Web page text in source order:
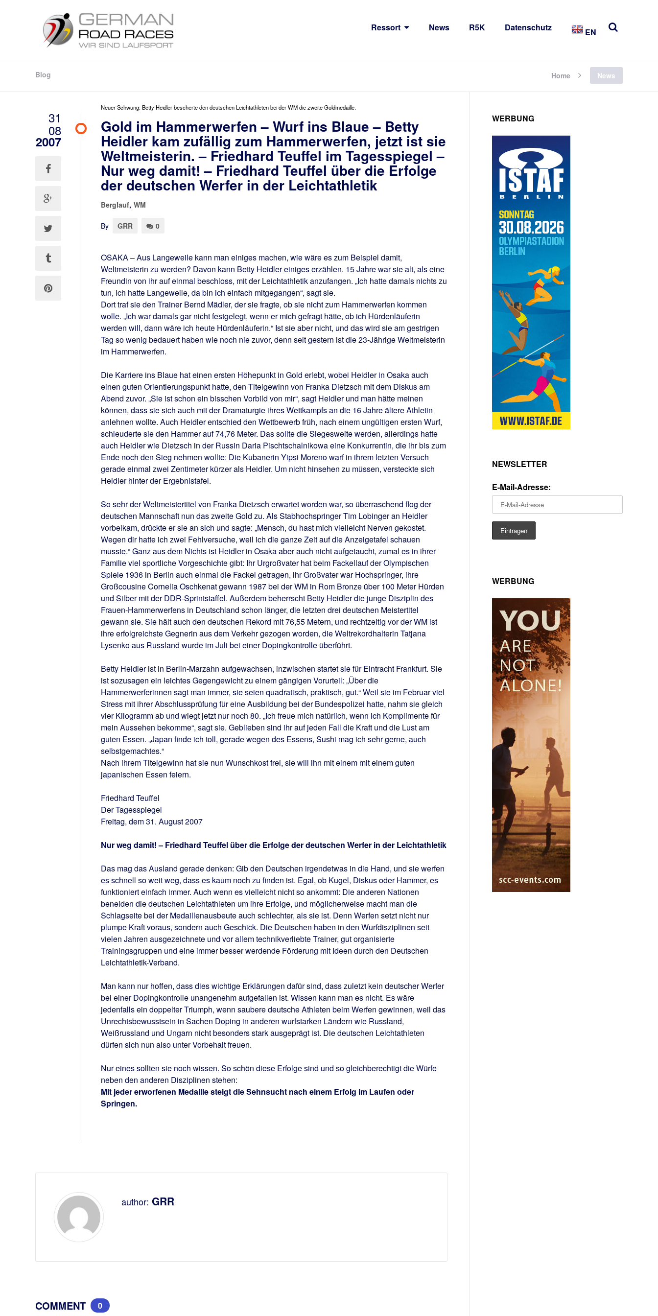
Ressort News R5K Datenschutz EN
Blog Home News
31
08
2007
Neuer Schwung: Betty Heidler bescherte den deutschen Leichtathleten bei der WM die zweite Goldmedaille.
Gold im Hammerwerfen – Wurf ins Blaue – Betty
Heidler kam zufällig zum Hammerwerfen, jetzt ist sie
Weltmeisterin. – Friedhard Teuffel im Tagesspiegel –
Nur weg damit! – Friedhard Teuffel über die Erfolge
der deutschen Werfer in der Leichtathletik
Berglauf, WM
By GRR 0
OSAKA – Aus Langeweile kann man einiges machen, wie wäre es zum Beispiel damit,
Weltmeisterin zu werden? Davon kann Betty Heidler einiges erzählen. 15 Jahre war sie alt, als eine
Freundin von ihr auf einmal beschloss, mit der Leichtathletik anzufangen. „Ich hatte damals nichts zu
tun, ich hatte Langeweile, da bin ich einfach mitgegangen“, sagt sie.
Dort traf sie den Trainer Bernd Mädler, der sie fragte, ob sie nicht zum Hammerwerfen kommen
wolle. „Ich war damals gar nicht festgelegt, wenn er mich gefragt hätte, ob ich Hürdenläuferin
werden will, dann wäre ich heute Hürdenläuferin.“ Ist sie aber nicht, und das wird sie am gestrigen
Tag so wenig bedauert haben wie noch nie zuvor, denn seit gestern ist die 23-Jährige Weltmeisterin
im Hammerwerfen.
Die Karriere ins Blaue hat einen ersten Höhepunkt in Gold erlebt, wobei Heidler in Osaka auch
einen guten Orientierungspunkt hatte, den Titelgewinn von Franka Dietzsch mit dem Diskus am
Abend zuvor. „Sie ist schon ein bisschen Vorbild von mir“, sagt Heidler und man hätte meinen
können, dass sie sich auch mit der Dramaturgie ihres Wettkampfs an die 16 Jahre ältere Athletin
anlehnen wollte. Auch Heidler entschied den Wettbewerb früh, nach einem ungültigen ersten Wurf,
schleuderte sie den Hammer auf 74,76 Meter. Das sollte die Siegesweite werden, allerdings hatte
auch Heidler wie Dietzsch in der Russin Daria Pischtschalnikowa eine Konkurrentin, die ihr bis zum
Ende noch den Sieg nehmen wollte: Die Kubanerin Yipsi Moreno warf in ihrem letzten Versuch
gerade einmal zwei Zentimeter kürzer als Heidler. Um nicht hinsehen zu müssen, versteckte sich
Heidler hinter der Ergebnistafel.
So sehr der Weltmeistertitel von Franka Dietzsch erwartet worden war, so überraschend flog der
deutschen Mannschaft nun das zweite Gold zu. Als Stabhochspringer Tim Lobinger an Heidler
vorbeikam, drückte er sie an sich und sagte: „Mensch, du hast mich vielleicht Nerven gekostet.
Wegen dir hatte ich zwei Fehlversuche, weil ich die ganze Zeit auf die Anzeigetafel schauen
musste.“ Ganz aus dem Nichts ist Heidler in Osaka aber auch nicht aufgetaucht, zumal es in ihrer
Familie viel sportliche Vorgeschichte gibt: Ihr Urgroßvater hat beim Fackellauf der Olympischen
Spiele 1936 in Berlin auch einmal die Fackel getragen, ihr Großvater war Hochspringer, ihre
Großcousine Cornelia Oschkenat gewann 1987 bei der WM in Rom Bronze über 100 Meter Hürden
und Silber mit der DDR-Sprintstaffel. Außerdem beherrscht Betty Heidler die junge Disziplin des
Frauen-Hammerwerfens in Deutschland schon länger, die letzten drei deutschen Meistertitel
gewann sie. Sie hält auch den deutschen Rekord mit 76,55 Metern, und rechtzeitig vor der WM ist
ihre erfolgreichste Gegnerin aus dem Verkehr gezogen worden, die Weltrekordhalterin Tatjana
Lysenko aus Russland wurde im Juli bei einer Dopingkontrolle überführt.
Betty Heidler ist in Berlin-Marzahn aufgewachsen, inzwischen startet sie für Eintracht Frankfurt. Sie
ist sozusagen ein leichtes Gegengewicht zu einem gängigen Vorurteil: „Über die
Hammerwerferinnen sagt man immer, sie seien quadratisch, praktisch, gut.“ Weil sie im Februar viel
Stress mit ihrer Abschlussprüfung für eine Ausbildung bei der Bundespolizei hatte, nahm sie gleich
vier Kilogramm ab und wiegt jetzt nur noch 80. „Ich freue mich natürlich, wenn ich Komplimente für
mein Aussehen bekomme“, sagt sie. Geblieben sind ihr auf jeden Fall die Kraft und die Lust am
guten Essen. „Japan finde ich toll, gerade wegen des Essens, Sushi mag ich sehr gerne, auch
selbstgemachtes.“
Nach ihrem Titelgewinn hat sie nun Wunschkost frei, sie will ihn mit einem mit einem guten
japanischen Essen feiern.
Friedhard Teuffel
Der Tagesspiegel
Freitag, dem 31. August 2007
Nur weg damit! – Friedhard Teuffel über die Erfolge der deutschen Werfer in der Leichtathletik
Das mag das Ausland gerade denken: Gib den Deutschen irgendetwas in die Hand, und sie werfen
es schnell so weit weg, dass es kaum noch zu finden ist. Egal, ob Kugel, Diskus oder Hammer, es
funktioniert einfach immer. Auch wenn es vielleicht nicht so ankommt: Die anderen Nationen
beneiden die deutschen Leichtathleten um ihre Erfolge, und möglicherweise macht man die
Schlagseite bei der Medaillenausbeute auch schlechter, als sie ist. Denn Werfen setzt nicht nur
plumpe Kraft voraus, sondern auch Geschick. Die Deutschen haben in den Wurfdisziplinen seit
vielen Jahren ausgezeichnete und vor allem technikverliebte Trainer, gut organisierte
Trainingsgruppen und eine immer besser werdende Förderung mit Ideen durch den Deutschen
Leichtathletik-Verband.
Man kann nur hoffen, dass dies wichtige Erklärungen dafür sind, dass zuletzt kein deutscher Werfer
bei einer Dopingkontrolle unangenehm aufgefallen ist. Wissen kann man es nicht. Es wäre
jedenfalls ein doppelter Triumph, wenn saubere deutsche Athleten beim Werfen gewinnen, weil das
Unrechtsbewusstsein in Sachen Doping in anderen wurfstarken Ländern wie Russland,
Weißrussland und Ungarn nicht besonders stark ausgeprägt ist. Die deutschen Leichtathleten
dürfen sich nun also unter Vorbehalt freuen.
Nur eines sollten sie noch wissen. So schön diese Erfolge sind und so gleichberechtigt die Würfe
neben den anderen Disziplinen stehen:
Mit jeder erworfenen Medaille steigt die Sehnsucht nach einem Erfolg im Laufen oder
Springen.
author: GRR
COMMENT 0
WERBUNG
NEWSLETTER
E-Mail-Adresse:
WERBUNG